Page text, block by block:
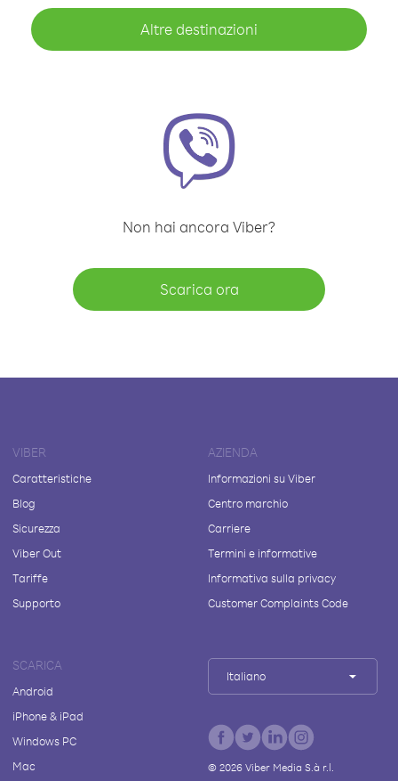
Altre destinazioni
Non hai ancora Viber?
Scarica ora
VIBER
Caratteristiche
Blog
Sicurezza
Viber Out
Tariffe
Supporto
AZIENDA
Informazioni su Viber
Centro marchio
Carriere
Termini e informative
Informativa sulla privacy
Customer Complaints Code
SCARICA
Android
iPhone & iPad
Windows PC
Mac
Italiano
© 2026Viber Media S.à r.l.